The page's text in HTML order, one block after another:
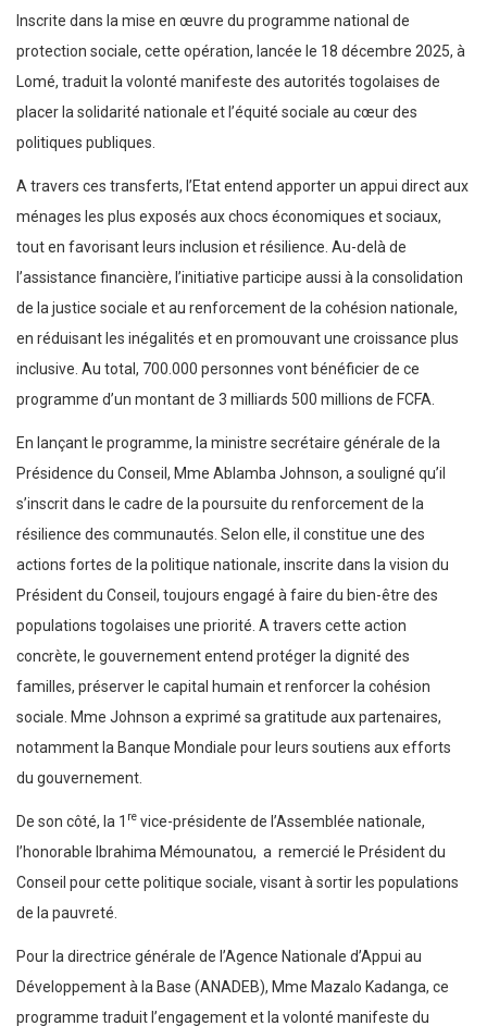
Inscrite dans la mise en œuvre du programme national de
protection sociale, cette opération, lancée le 18 décembre 2025, à
Lomé, traduit la volonté manifeste des autorités togolaises de
placer la solidarité nationale et l’équité sociale au cœur des
politiques publiques.
A travers ces transferts, l’Etat entend apporter un appui direct aux
ménages les plus exposés aux chocs économiques et sociaux,
tout en favorisant leurs inclusion et résilience. Au-delà de
l’assistance financière, l’initiative participe aussi à la consolidation
de la justice sociale et au renforcement de la cohésion nationale,
en réduisant les inégalités et en promouvant une croissance plus
inclusive. Au total, 700.000 personnes vont bénéficier de ce
programme d’un montant de 3 milliards 500 millions de FCFA.
En lançant le programme, la ministre secrétaire générale de la
Présidence du Conseil, Mme Ablamba Johnson, a souligné qu’il
s’inscrit dans le cadre de la poursuite du renforcement de la
résilience des communautés. Selon elle, il constitue une des
actions fortes de la politique nationale, inscrite dans la vision du
Président du Conseil, toujours engagé à faire du bien-être des
populations togolaises une priorité. A travers cette action
concrète, le gouvernement entend protéger la dignité des
familles, préserver le capital humain et renforcer la cohésion
sociale. Mme Johnson a exprimé sa gratitude aux partenaires,
notamment la Banque Mondiale pour leurs soutiens aux efforts
du gouvernement.
De son côté, la 1 re vice-présidente de l’Assemblée nationale,
l’honorable Ibrahima Mémounatou, a remercié le Président du
Conseil pour cette politique sociale, visant à sortir les populations
de la pauvreté.
Pour la directrice générale de l’Agence Nationale d’Appui au
Développement à la Base (ANADEB), Mme Mazalo Kadanga, ce
programme traduit l’engagement et la volonté manifeste du